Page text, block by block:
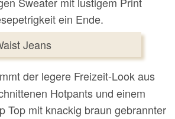
ein Ende.
der legere Freizeit-Look aus
Hotpants und einem
Top mit knackig braun gebrannter